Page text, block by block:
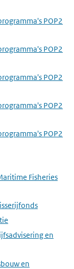
POP2
POP2
POP2
POP2
POP2
Fisheries
en
en